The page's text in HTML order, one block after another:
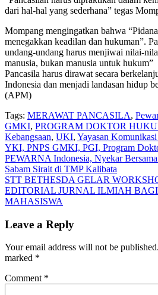
dari hal-hal yang sederhana” tegas
Mompang mengingatkan bahwa
menegakkan keadilan dan hukuman”.
undang-undang harus menjiwai nilai-
manusia, bukan manusia untuk hukum”
Pancasila harus dirawat secara
Indonesia dan menjadi landasan hidup
(APM)
Tags: MERAWAT PANCASILA,
GMKI, PROGRAM DOKTOR
Kebangsaan, UKI, Yayasan
Post
navigation
YKI, PNPS GMKI, PGI, Program
PEWARNA Indonesia, Nyekar
Sabam Sirait di TMP Kalibata
STT BETHESDA GELAR
EDITORIAL JURNAL ILMIAH
MAHASISWA
Leave a Reply
Your email address will not be published.
marked *
Comment *